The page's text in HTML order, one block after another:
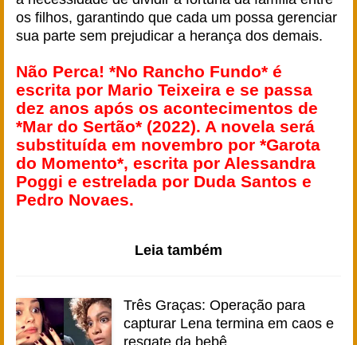
os filhos, garantindo que cada um possa gerenciar
sua parte sem prejudicar a herança dos demais.
Não Perca! *No Rancho Fundo* é
escrita por Mario Teixeira e se passa
dez anos após os acontecimentos de
*Mar do Sertão* (2022). A novela será
substituída em novembro por *Garota
do Momento*, escrita por Alessandra
Poggi e estrelada por Duda Santos e
Pedro Novaes.
Leia também
Três Graças: Operação para
capturar Lena termina em caos e